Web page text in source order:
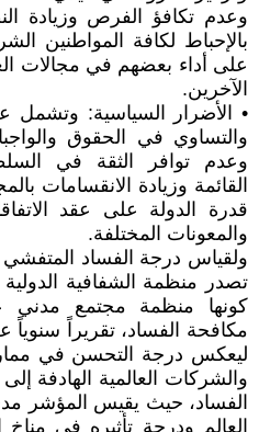
وعدم تكافؤ الفرص وزيادة
بالإحباط لكافة المواطنين
على أداء بعضهم في مجالات
الآخرين.
• الأضرار السياسية: وتشمل
والتساوي في الحقوق
وعدم توافر الثقة في
القائمة وزيادة الانقسامات
قدرة الدولة على عقد
والمعونات المختلفة.
ولقياس درجة الفساد المتفشي
كونها منظمة مجتمع مدني
مكافحة الفساد، تقريراً
ليعكس درجة التحسن في
والشركات العالمية الهادفة
الفساد، حيث يقيس المؤشر
العالم ودرجة تأثيره في مناخ